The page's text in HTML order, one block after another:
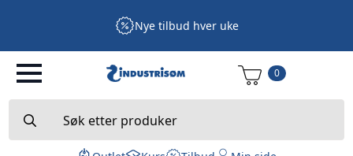
Nye tilbud hver uke
0
for: